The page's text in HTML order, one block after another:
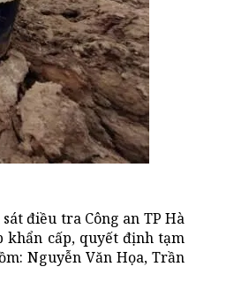
điều tra Công an TP Hà
cấp, quyết định tạm
Nguyễn Văn Họa, Trần